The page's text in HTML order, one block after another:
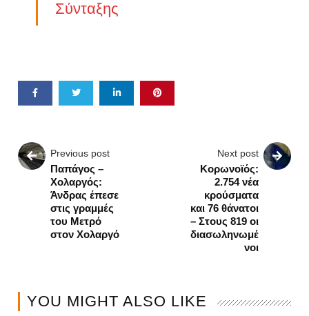
Σύνταξης
Previous post
Παπάγος –
Χολαργός:
Άνδρας έπεσε
στις γραμμές
του Μετρό
στον Χολαργό
Next post
Κορωνοϊός:
2.754 νέα
κρούσματα
και 76 θάνατοι
– Στους 819 οι
διασωληνωμέ
νοι
YOU MIGHT ALSO LIKE